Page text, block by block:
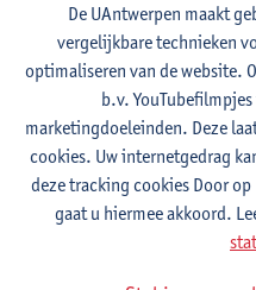
Raum
1E/2E SEM
6 studiepunten
Lesgever(s):
Carola Strobl
Engels: verplichte
Advanced English
Professionals
1E/2E SEM
Lesgever(s):
Jim Ureel
De UAntwerpen maakt
vergelijkbare technieken
optimaliseren van de website.
b.v.
marketingdoeleinden. Deze
cookies. Uw internetgedrag
deze tracking cookies Door
gaat u hiermee akkoord.